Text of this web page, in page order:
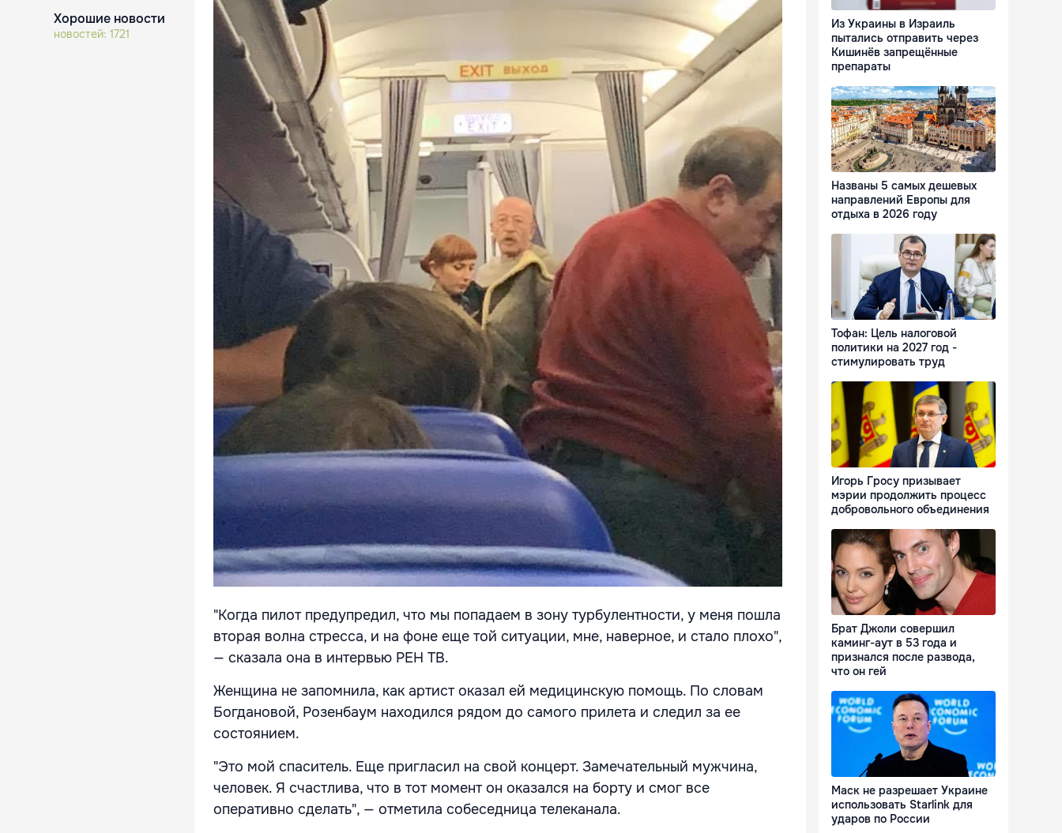
Хорошие новости
новостей: 1721
"Когда пилот предупредил, что мы попадаем в зону турбулентности, у меня пошла
вторая волна стресса, и на фоне еще той ситуации, мне, наверное, и стало плохо",
— сказала она в интервью РЕН ТВ.
Женщина не запомнила, как артист оказал ей медицинскую помощь. По словам
Богдановой, Розенбаум находился рядом до самого прилета и следил за ее
состоянием.
"Это мой спаситель. Еще пригласил на свой концерт. Замечательный мужчина,
человек. Я счастлива, что в тот момент он оказался на борту и смог все
оперативно сделать", — отметила собеседница телеканала.
Из Украины в Израиль
пытались отправить через
Кишинёв запрещённые
препараты
Названы 5 самых дешевых
направлений Европы для
отдыха в 2026 году
Тофан: Цель налоговой
политики на 2027 год -
стимулировать труд
Игорь Гросу призывает
мэрии продолжить процесс
добровольного объединения
Брат Джоли совершил
каминг-аут в 53 года и
признался после развода,
что он гей
Маск не разрешает Украине
использовать Starlink для
ударов по России